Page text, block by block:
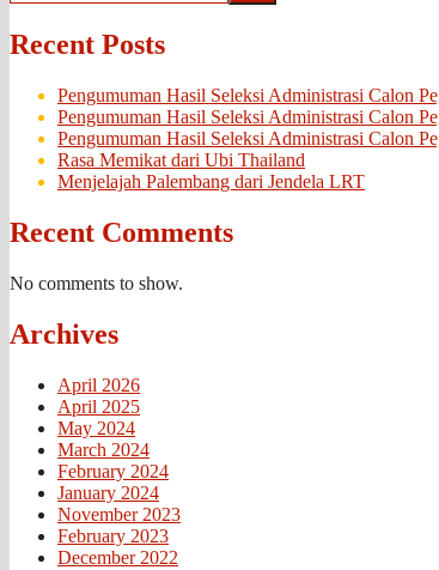
Recent Posts
Pengumuman Hasil Seleksi Administrasi Calon
Pengumuman Hasil Seleksi Administrasi Calon
Pengumuman Hasil Seleksi Administrasi Calon
Rasa Memikat dari Ubi Thailand
Menjelajah Palembang dari Jendela LRT
Recent Comments
No comments to show.
Archives
April 2026
April 2025
May 2024
March 2024
February 2024
January 2024
November 2023
February 2023
December 2022